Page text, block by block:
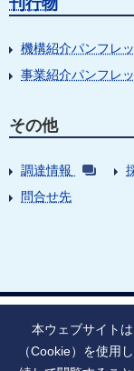
刊行物
機構紹介パンフレ
事業紹介パンフレ
その他
調達情報
問合せ先
本ウェブサイト
（Cookie）を使用